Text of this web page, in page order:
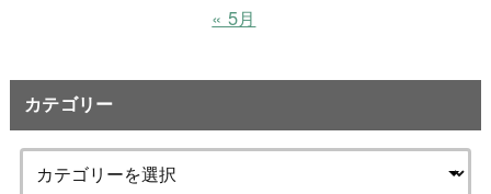
« 5月
カテゴリー